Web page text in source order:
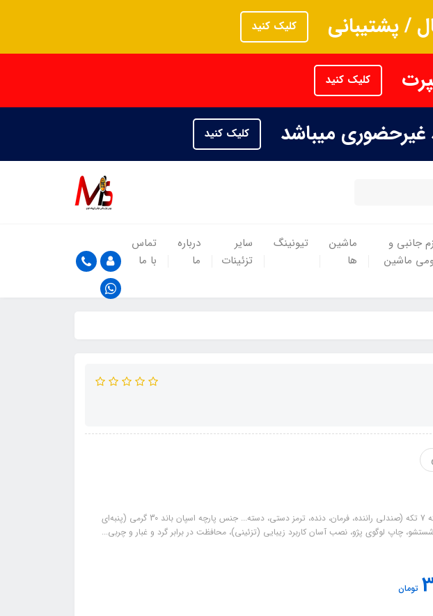
/ پشتیبانی کلیک کنید
کلیک کنید
میباشد کلیک کنید
جانبی و
ماشین
ماشین
ها
تیونینگ
سایر
تزئینات
درباره
ما
تماس
با ما
مشخصات: کشور سازنده ایران تعداد در بسته 7 تکه (صندلی راننده، فرمان، دنده، ترمز دستی، دسته... جنس پارچه اسپان باند 30 گرمی (پنبه‌ای
چاپ لوگوی پژو، نصب آسان کاربرد زیبایی (تزئینی)، محافظت در برابر گرد و غبار و چربی...
تومان